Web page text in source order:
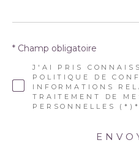
J'AI PRIS
POLITIQUE DE
INFORMATIONS
TRAITEMENT DE
PERSONNELLES (*)*
* Champ obligatoire